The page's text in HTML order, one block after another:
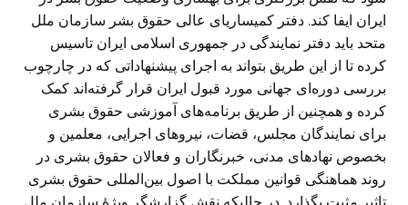
ایران ایفا کند. دفتر کمیساریای عالی حقوق بشر سازمان ملل
متحد باید دفتر نمایندگی در جمهوری اسلامی ایران تاسیس
کرده تا از این طریق بتواند به اجرای پیشنهاداتی که در چارچوب
بررسی دوره‌ای جهانی مورد قبول ایران قرار گرفته‌اند کمک
کرده و همچنین از طریق برنامه‌های آموزشی حقوق بشری
برای نمایندگان مجلس، قضات، نیروهای اجرایی، معلمین و
بخصوص نهادهای مدنی، خبرنگاران و فعالان حقوق بشری در
روند هماهنگی قوانین مملکت با اصول بین‌المللی حقوق بشری